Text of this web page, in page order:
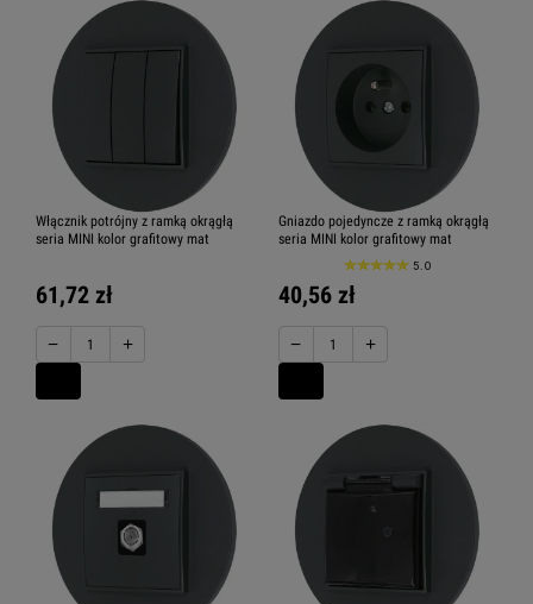
Włącznik potrójny z ramką okrągłą
seria MINI kolor grafitowy mat
61,72 zł
− +
Gniazdo pojedyncze z ramką okrągłą
seria MINI kolor grafitowy mat
5.0
40,56 zł
− +